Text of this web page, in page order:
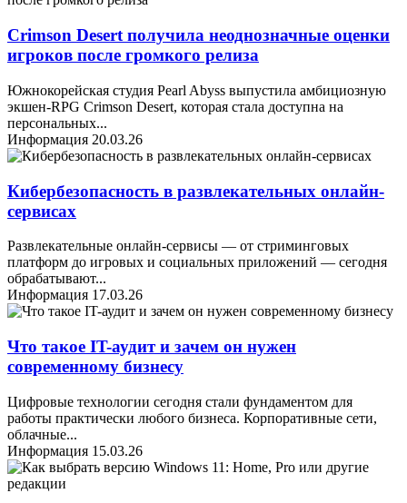
Crimson Desert получила неоднозначные оценки
игроков после громкого релиза
Южнокорейская студия Pearl Abyss выпустила амбициозную
экшен-RPG Crimson Desert, которая стала доступна на
персональных...
Информация 20.03.26
Кибербезопасность в развлекательных онлайн-
сервисах
Развлекательные онлайн-сервисы — от стриминговых
платформ до игровых и социальных приложений — сегодня
обрабатывают...
Информация 17.03.26
Что такое IT-аудит и зачем он нужен
современному бизнесу
Цифровые технологии сегодня стали фундаментом для
работы практически любого бизнеса. Корпоративные сети,
облачные...
Информация 15.03.26